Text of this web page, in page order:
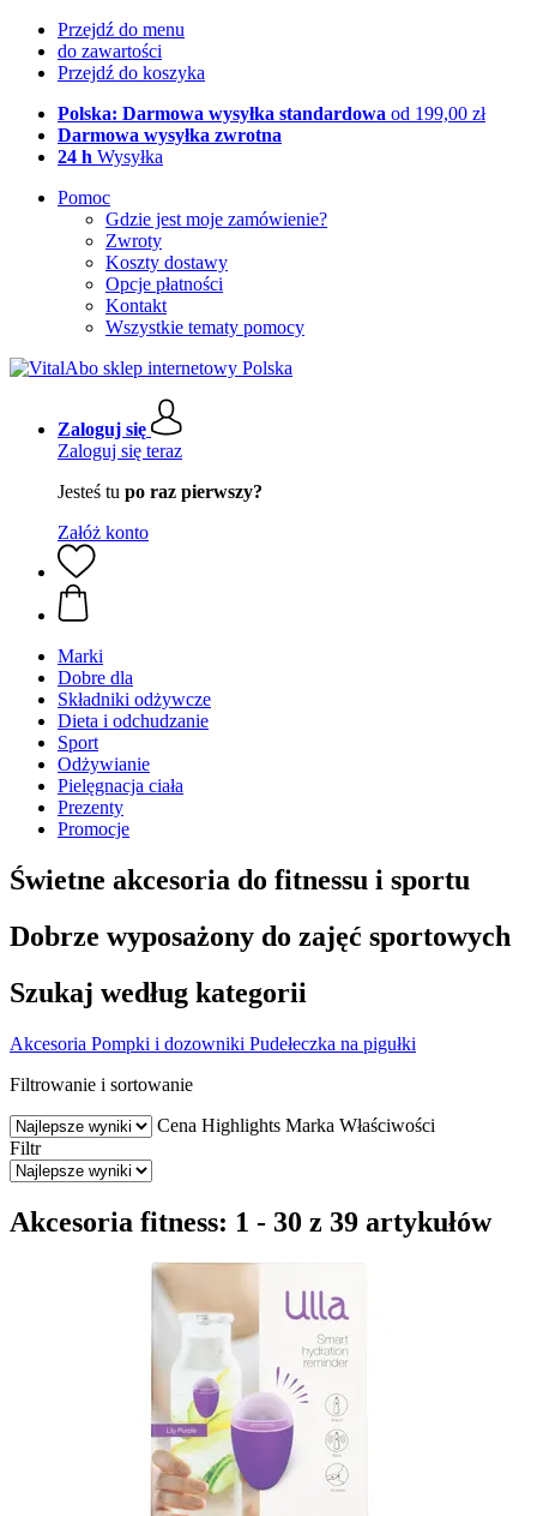
Przejdź do menu
do zawartości
Przejdź do koszyka
Polska: Darmowa wysyłka standardowa od 199,00 zł
Darmowa wysyłka zwrotna
24 h Wysyłka
Pomoc
Gdzie jest moje zamówienie?
Zwroty
Koszty dostawy
Opcje płatności
Kontakt
Wszystkie tematy pomocy
Zaloguj się
Zaloguj się teraz
Jesteś tu po raz pierwszy?
Załóż konto
Marki
Dobre dla
Składniki odżywcze
Dieta i odchudzanie
Sport
Odżywianie
Pielęgnacja ciała
Prezenty
Promocje
Świetne akcesoria do fitnessu i sportu
Dobrze wyposażony do zajęć sportowych
Szukaj według kategorii
Akcesoria Pompki i dozowniki Pudełeczka na pigułki
Filtrowanie i sortowanie
Cena Highlights Marka Właściwości
Filtr
Akcesoria fitness: 1 - 30 z 39 artykułów